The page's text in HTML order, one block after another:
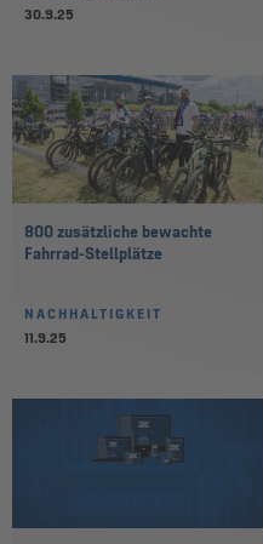
30.9.25
800 zusätzliche bewachte
Fahrrad-Stellplätze
NACHHALTIGKEIT
11.9.25